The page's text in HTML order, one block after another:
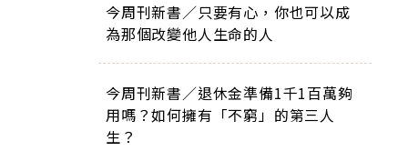
今周刊新書／只要有心，你也可以成
為那個改變他人生命的人
今周刊新書／退休金準備1千1百萬夠
用嗎？如何擁有「不窮」的第三人
生？